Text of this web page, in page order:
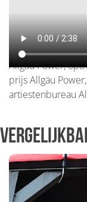
Allgau Power,
prijs Allgau
artiestenbureau
Allgäu Power
Allgäu Power,
prijs Allgäu
artiestenbureau